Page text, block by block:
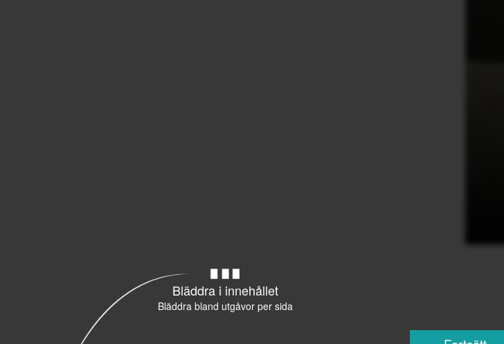
Bläddra i innehållet
Bläddra bland utgåvor per sida